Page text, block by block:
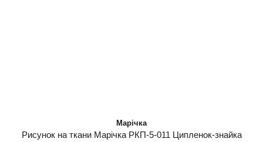
Марічка
Рисунок на ткани Марічка РКП-5-011 Ципленок-знайка